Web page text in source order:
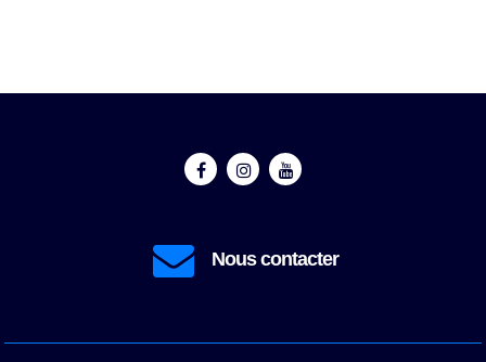
contact@prestatir.fr